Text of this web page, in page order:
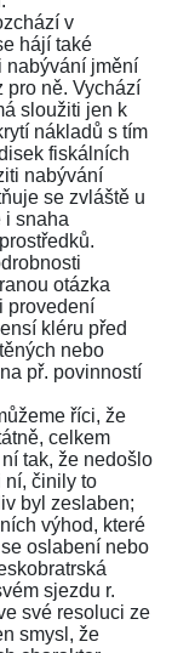
v
hájí také
nabývání jmění
pro ně. Vychází
sloužiti jen k
nákladů s tím
fiskálních
nabývání
se zvláště u
i snaha
otázka
provedení
kléru před
nebo
př. povinností
říci, že
celkem
tak, že nedošlo
ní, činily to
byl zeslaben;
výhod, které
oslabení nebo
sjezdu r.
své resoluci ze
smysl, že